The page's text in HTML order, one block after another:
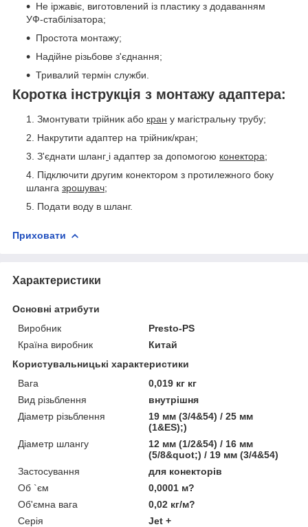
Не іржавіє, виготовлений із пластику з додаванням
УФ-стабілізатора;
Простота монтажу;
Надійне різьбове з'єднання;
Тривалий термін служби.
Коротка інструкція з монтажу адаптера:
Змонтувати трійник або кран у магістральну трубу;
Накрутити адаптер на трійник/кран;
З'єднати шланг і адаптер за допомогою конектора;
Підключити другим конектором з протилежного боку
шланга зрошувач;
Подати воду в шланг.
Приховати
Характеристики
Основні атрибути
Виробник
Presto-PS
Країна виробник
Китай
Користувальницькі характеристики
Вага
0,019 кг кг
Вид різьблення
внутрішня
Діаметр різьблення
19 мм (3/4&54) / 25 мм
(1&ES);)
Діаметр шлангу
12 мм (1/2&54) / 16 мм
(5/8&quot;) / 19 мм (3/4&54)
Застосування
для конекторів
Об `єм
0,0001 м?
Об'ємна вага
0,02 кг/м?
Серія
Jet +